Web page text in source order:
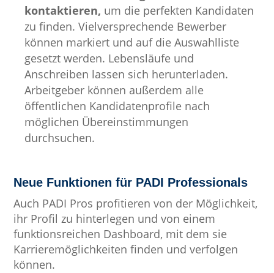
kontaktieren, um die perfekten Kandidaten
zu finden. Vielversprechende Bewerber
können markiert und auf die Auswahlliste
gesetzt werden. Lebensläufe und
Anschreiben lassen sich herunterladen.
Arbeitgeber können außerdem alle
öffentlichen Kandidatenprofile nach
möglichen Übereinstimmungen
durchsuchen.
Neue Funktionen für PADI Professionals
Auch PADI Pros profitieren von der Möglichkeit,
ihr Profil zu hinterlegen und von einem
funktionsreichen Dashboard, mit dem sie
Karrieremöglichkeiten finden und verfolgen
können.